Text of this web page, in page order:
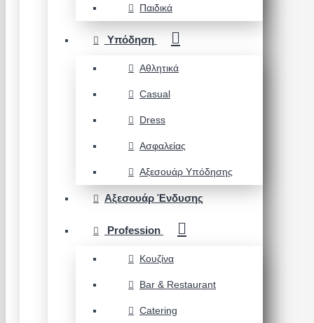
Παιδικά
Υπόδηση
Αθλητικά
Casual
Dress
Ασφαλείας
Αξεσουάρ Υπόδησης
Αξεσουάρ Ένδυσης
Profession
Κουζίνα
Bar & Restaurant
Catering